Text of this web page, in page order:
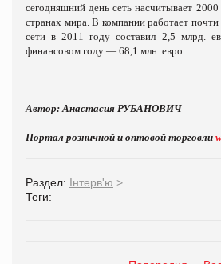
сегодняшний день сеть насчитывает
странах мира. В компании работает
сети в 2011 году составил 2,5 млрд.
финансовом году — 68,1 млн. евро.
Автор: Анастасия РУБАНОВИЧ
Портал розничной и оптовой торговли
Раздел: Інтерв'ю >
Теги: